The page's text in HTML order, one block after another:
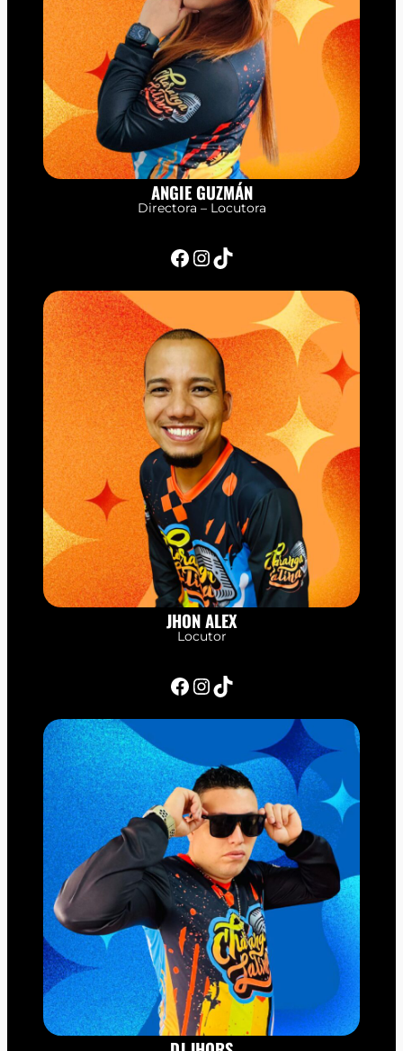
ANGIE GUZMÁN
Directora – Locutora
Facebook InstagramTikTok
JHON ALEX
Locutor
Facebook InstagramTikTok